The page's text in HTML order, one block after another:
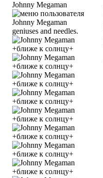
Johnny Megaman
geniuses and needles.